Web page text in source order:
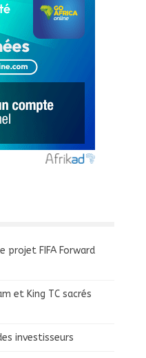
projet FIFA Forward
et King TC sacrés
investisseurs